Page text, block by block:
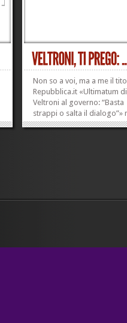
Non so a voi, ma a me il
Repubblica.it «Ultimatum di
Veltroni al governo: “Basta
strappi o salta il dialogo”»
morir dal ridere. No. Mi